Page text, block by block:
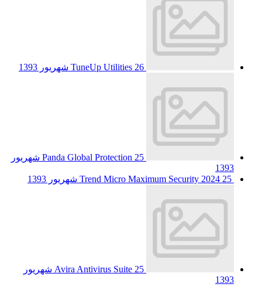
TuneUp Utilities 26 شهریور 1393
Panda Global Protection 25 شهریور
1393
Trend Micro Maximum Security 2024 25 شهریور 1393
Avira Antivirus Suite 25 شهریور
1393